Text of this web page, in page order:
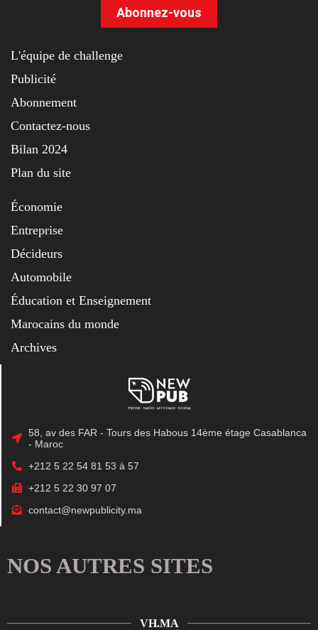
Abonnez-vous
L'équipe de challenge
Publicité
Abonnement
Contactez-nous
Bilan 2024
Plan du site
Économie
Entreprise
Décideurs
Automobile
Éducation et Enseignement
Marocains du monde
Archives
58, av des FAR - Tours des Habous 14ème étage Casablanca
- Maroc
+212 5 22 54 81 53 à 57
+212 5 22 30 97 07
contact@newpublicity.ma
NOS AUTRES SITES
VH.MA